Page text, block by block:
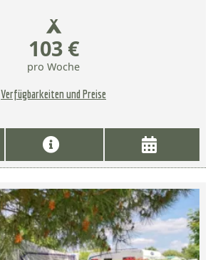
103 €
pro Woche
Verfügbarkeiten und Preise